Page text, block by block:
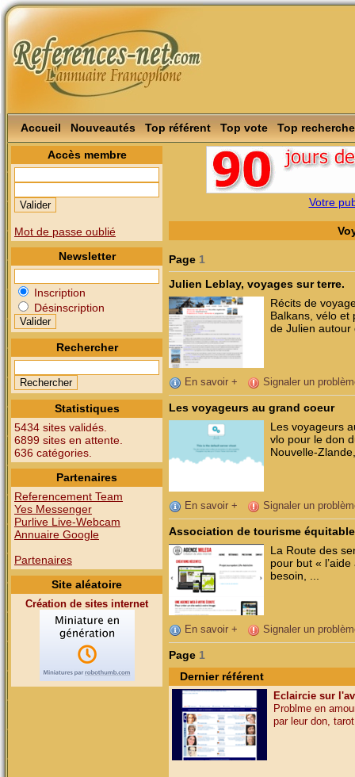
Accueil Nouveautés Top référent Top vote Top recherche
Accès membre
Mot de passe oublié
Newsletter
Inscription
Désinscription
Rechercher
Statistiques
5434 sites validés.
6899 sites en attente.
636 catégories.
Partenaires
Referencement Team
Yes Messenger
Purlive Live-Webcam
Annuaire Google
Partenaires
Site aléatoire
Création de sites internet
Votre
Page 1
Julien Leblay, voyages sur terre.
Récits de
Balkans, vélo et
de Julien autour
En savoir + Signaler un
Les voyageurs au grand coeur
Les voyageurs
vlo pour le don
Nouvelle-
En savoir + Signaler un
Association de tourisme équitable
La Route des
pour but «
besoin, ...
En savoir + Signaler un
Page 1
Dernier référent
Eclaircie sur
Problme en
par leur don,